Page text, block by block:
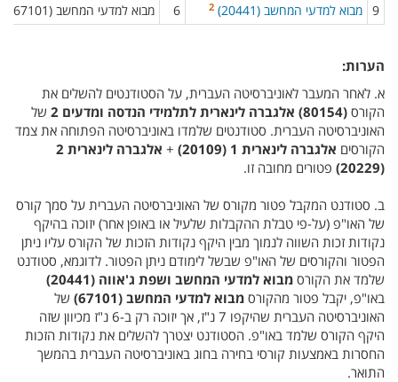
9​ מבוא למדעי המחשב (20441) 2
6​ מבוא למדעי המחשב (67101)​
הערות:
א. לאחר המעבר לאוניברסיטה העברית, על הסטודנטים להשלים את
הקורס (80154) אלגברה לינארית לתלמידי הנדסה ומדעים 2
של
האוניברסיטה העברית. סטודנטים שלמדו באוניברסיטה הפתוחה את צמד
הקורסים אלגברה לינארית 1 (20109) +
אלגברה לינארית 2
(20229)
פטורים מחובה זו.
ב. סטודנט המקבל פטור מקורס של האוניברסיטה העברית על סמך קורס
של האו"פ (‏על-פי טבלת ההקבלות שלעיל או באופן אחר‎)‏ יזוכה בהיקף
נקודות זכות השווה לנמוך מבין היקף נקודות הזכות של הקורס עליו ניתן
הפטור והקורסים של האו"פ שבשל לימודם ניתן הפטור. לדוגמא, סטודנט
שלמד את הקורס מבוא למדעי המחשב ושפת ג'אווה (20441)
באו"פ, יקבל פטור מהקורס מבוא למדעי המחשב (67101)
של
האוניברסיטה העברית שהיקפו 7 נ"ז, אך יזוכה רק ב-6 נ"ז מכיוון שזה
היקף הקורס שלמד באו"פ. הסטודנט יצטרך להשלים את נקודות הזכות
החסרות באמצעות קורסי בחירה בחוג באוניברסיטה העברית בהמשך
התואר.